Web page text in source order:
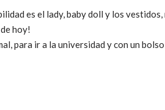
es el lady, baby doll y los
hoy!
para ir a la universidad y con un